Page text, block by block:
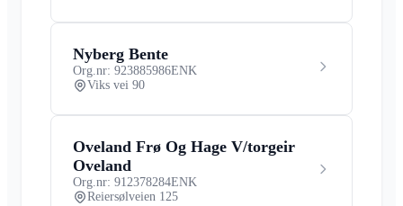
Nyberg Bente
Org.nr: 923885986ENK
Viks vei 90
Oveland Frø Og Hage V/torgeir
Oveland
Org.nr: 912378284ENK
Reiersølveien 125